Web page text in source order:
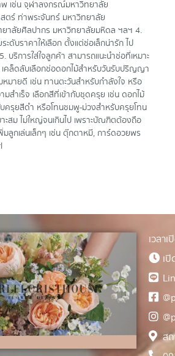
พ เช่น จุฬาลงกรณ์มหาวิทยาลัย
ตร์ ท่าพระจันทร์ มหาวิทยาลัย
ยาลัยศิลปากร มหาวิทยาลัยมหิดล ฯลฯ 4.
ะดับราคาให้เลือก ตั้งแต่ช่อเล็กน่ารัก ไป
ริการใส่ใจลูกค้า สามารถแนะนำช่อที่เหมาะ
คล็ดลับเลือกช่อดอกไม้สำหรับวันรับปริญญา
มายดี เช่น ทานตะวันสำหรับกำลังใจ หรือ
สำเร็จ เลือกสีที่เข้ากับชุดครุย เช่น ดอกไม้
ครุยสีดำ หรือโทนชมพู-ม่วงสำหรับครุยโทน
ะสม ไม่ใหญ่จนเกินไป เพราะบัณฑิตต้องถือ
ลูกเล่นเล็กๆ เช่น ตุ๊กตาหมี, การ์ดอวยพร
เวลา
เ
ส